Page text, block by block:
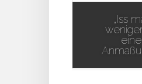
„Iss
eine
News,Slider